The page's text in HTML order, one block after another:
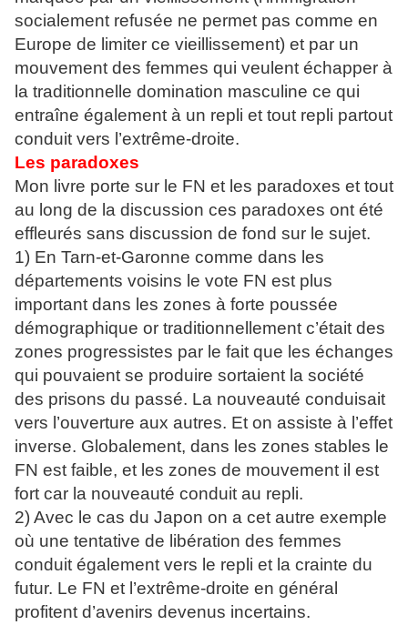
socialement refusée ne permet pas comme en
Europe de limiter ce vieillissement) et par un
mouvement des femmes qui veulent échapper à
la traditionnelle domination masculine ce qui
entraîne également à un repli et tout repli partout
conduit vers l’extrême-droite.
Les paradoxes
Mon livre porte sur le FN et les paradoxes et tout
au long de la discussion ces paradoxes ont été
effleurés sans discussion de fond sur le sujet.
1) En Tarn-et-Garonne comme dans les
départements voisins le vote FN est plus
important dans les zones à forte poussée
démographique or traditionnellement c’était des
zones progressistes par le fait que les échanges
qui pouvaient se produire sortaient la société
des prisons du passé. La nouveauté conduisait
vers l’ouverture aux autres. Et on assiste à l’effet
inverse. Globalement, dans les zones stables le
FN est faible, et les zones de mouvement il est
fort car la nouveauté conduit au repli.
2) Avec le cas du Japon on a cet autre exemple
où une tentative de libération des femmes
conduit également vers le repli et la crainte du
futur. Le FN et l’extrême-droite en général
profitent d’avenirs devenus incertains.